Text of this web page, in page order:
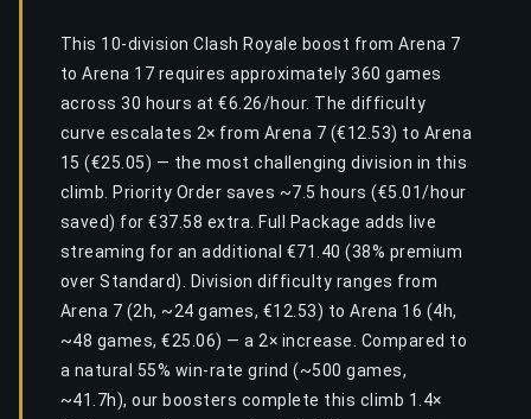
This 10-division Clash Royale boost from Arena 7
to Arena 17 requires approximately 360 games
across 30 hours at €6.26/hour. The difficulty
curve escalates 2× from Arena 7 (€12.53) to Arena
15 (€25.05) — the most challenging division in this
climb. Priority Order saves ~7.5 hours (€5.01/hour
saved) for €37.58 extra. Full Package adds live
streaming for an additional €71.40 (38% premium
over Standard). Division difficulty ranges from
Arena 7 (2h, ~24 games, €12.53) to Arena 16 (4h,
~48 games, €25.06) — a 2× increase. Compared to
a natural 55% win-rate grind (~500 games,
~41.7h), our boosters complete this climb 1.4×